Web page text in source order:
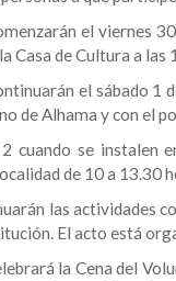
el viernes
Casa de Cultura a
el sábado 1
de Alhama y con el
cuando se instalen
de 10 a 13.30
las actividades
El acto está
la Cena del